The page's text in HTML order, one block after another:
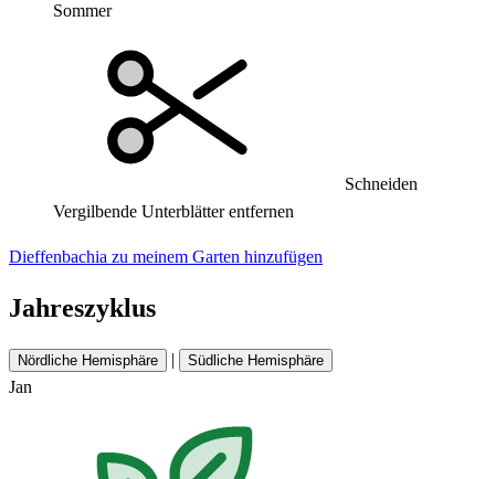
Sommer
Schneiden
Vergilbende Unterblätter entfernen
Dieffenbachia zu meinem Garten hinzufügen
Jahreszyklus
Nördliche Hemisphäre | Südliche Hemisphäre
Jan